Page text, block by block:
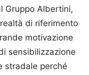
Gruppo Albertini,
di riferimento
motivazione
sensibilizzazione
stradale perché